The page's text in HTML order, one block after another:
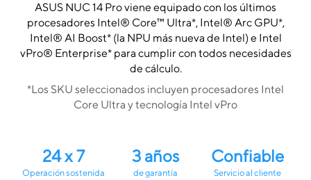
ASUS NUC 14 Pro viene equipado con los últimos
procesadores Intel® Core™ Ultra*, Intel® Arc GPU*,
Intel® AI Boost* (la NPU más nueva de Intel) e Intel
vPro® Enterprise* para cumplir con todos necesidades
de cálculo.
*Los SKU seleccionados incluyen procesadores Intel
Core Ultra y tecnología Intel vPro
24 x 7
Operación sostenida
3 años
de garantía
Confiable
Servicio al cliente